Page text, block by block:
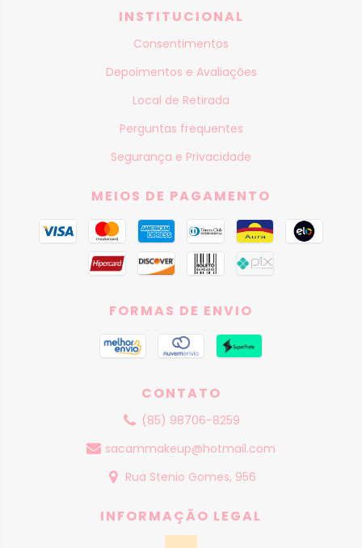
INSTITUCIONAL
Consentimentos
Depoimentos e Avaliações
Local de Retirada
Perguntas frequentes
Segurança e Privacidade
MEIOS DE PAGAMENTO
FORMAS DE ENVIO
CONTATO
(85) 98706-8259
sacammakeup@hotmail.com
Rua Stenio Gomes, 956
INFORMAÇÃO LEGAL